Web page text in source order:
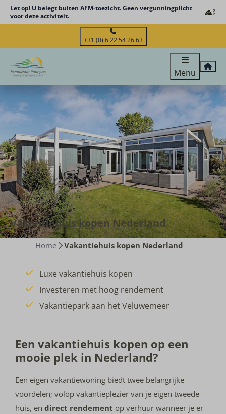
Let op! U belegt buiten AFM-toezicht. Geen vergunningplicht
voor deze activiteit.
+31 (0) 6 22 54 26 63
Menu
Vakantiehuis kopen Nederland
Home Vakantiehuis kopen Nederland
Luxe vakantiehuis kopen
Investeren met hoog rendement
Vakantiepark aan het Veluwemeer
Een vakantiehuis kopen op een
mooie plek in Nederland?
Een eigen vakantiewoning biedt twee belangrijke
voordelen; volop vakantieplezier van je eigen tweede
huis, endirect rendement op verhuur wanneer je er